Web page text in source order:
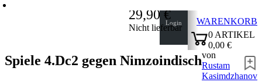
Login
WARENKORB
0 ARTIKEL
0,00 €
✔
29,90 €
Nicht lieferbar
Spiele 4.Dc2 gegen Nimzoindischvon
Rustam
Kasimdzhanov